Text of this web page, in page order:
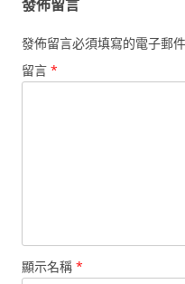
發佈留言
發佈留言必須填寫的電子郵
留言 *
顯示名稱 *